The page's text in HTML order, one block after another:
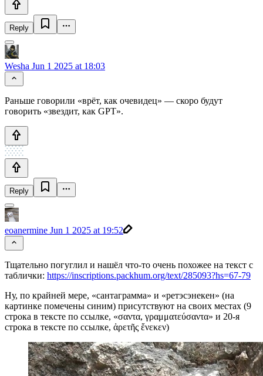
Reply
Wesha Jun 1 2025 at 18:03
Раньше говорили «врёт, как очевидец» — скоро будут
говорить «звездит, как GPT».
Reply
eoanermine Jun 1 2025 at 19:52
Тщательно погуглил и нашёл что-то очень похожее на текст с
таблички: https://inscriptions.packhum.org/text/285093?hs=67-79
Ну, по крайней мере, «сантаграмма» и «ретэсэнекен» (на
картинке помечены синим) присутствуют на своих местах (9
строка в тексте по ссылке, «σαντα, γραμματεύσαντα» и 20-я
строка в тексте по ссылке, ἀρετῆς ἕνεκεν)